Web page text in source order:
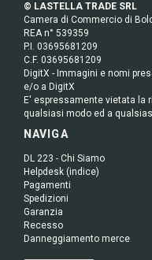
© LASTELLA TRADE SRL
Camera di Commercio di
REA n° 539359
P.I. 03695681209
C.F. 03695681209
DigitX - Immagini e nomi
e/o a DigitX
E' espressamente vietata la
qualsiasi modo ed a
NAVIGA
DL 223 - Chi Siamo
Helpdesk (indice)
Pagamenti
Spedizioni
Garanzia
Recesso
Danneggiamento merce